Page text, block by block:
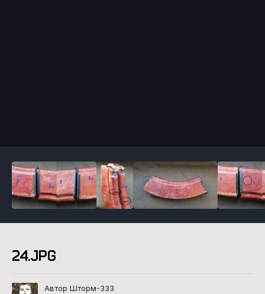
24.JPG
Автор Шторм-333